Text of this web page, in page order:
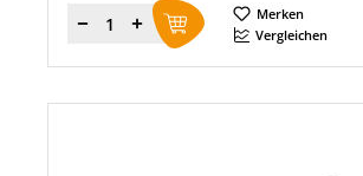
Menge
Merken
Vergleichen